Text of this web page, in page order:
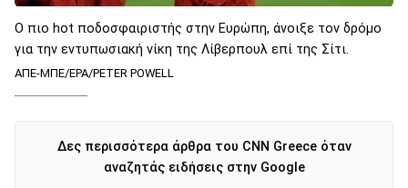
Ο πιο hot ποδοσφαιριστής στην Ευρώπη, άνοιξε τον δρόμο
για την εντυπωσιακή νίκη της Λίβερπουλ επί της Σίτι.
ΑΠΕ-ΜΠΕ/EPA/PETER POWELL
Δες περισσότερα άρθρα του CNN Greece όταν
αναζητάς ειδήσεις στην Google